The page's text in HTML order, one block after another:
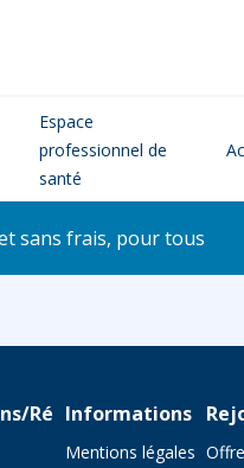
Espace
professionnel de
santé
sans frais, pour tous
Ré Informations
Mentions légales